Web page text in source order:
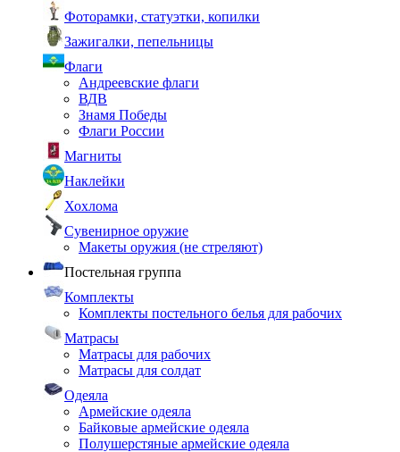
Фоторамки, статуэтки, копилки
Зажигалки, пепельницы
Флаги
Андреевские флаги
ВДВ
Знамя Победы
Флаги России
Магниты
Наклейки
Хохлома
Сувенирное оружие
Макеты оружия (не стреляют)
Постельная группа
Комплекты
Комплекты постельного белья для рабочих
Матрасы
Матрасы для рабочих
Матрасы для солдат
Одеяла
Армейские одеяла
Байковые армейские одеяла
Полушерстяные армейские одеяла